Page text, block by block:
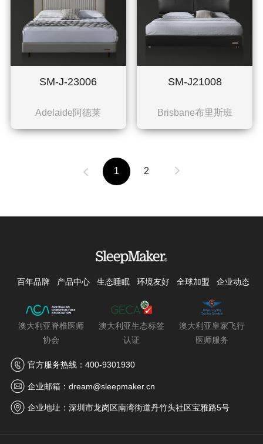
SM-J-23006
Adelaide阿德莱
SM-J21008
Brisbane布里斯班
上一页 1 2 下一页
百年品牌 产品中心 生态睡眠 环境友好 全球加盟 企业动态
澳大利亚脊椎医师
协会
澳大利亚生态标签
认证
澳大利亚皇家飞行
医师服务
官方服务热线：400-9301930
企业邮箱：dream@sleepmaker.cn
企业地址：深圳市龙岗区南湾街道丹竹头社区宝雅路5号